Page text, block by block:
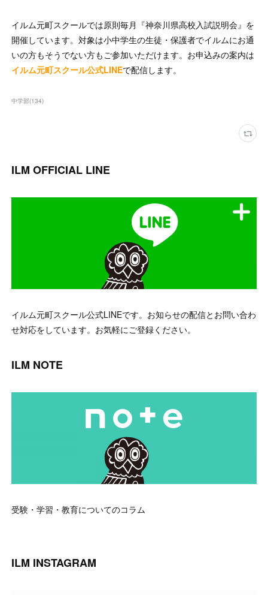
イルム元町スクールでは原則毎月『神奈川県高校入試説明会』を
開催しています。対象は小中学生の生徒・保護者でイルムにお通
いの方もそうでない方もご参加いただけます。お申込みの案内は
イルム元町スクール公式LINEで配信します。
中学部(134)
ILM OFFICIAL LINE
イルム元町スクール公式LINEです。お知らせの配信とお問い合わ
せ対応をしています。お気軽にご登録ください。
ILM NOTE
受験・学習・教育についてのコラム
ILM INSTAGRAM